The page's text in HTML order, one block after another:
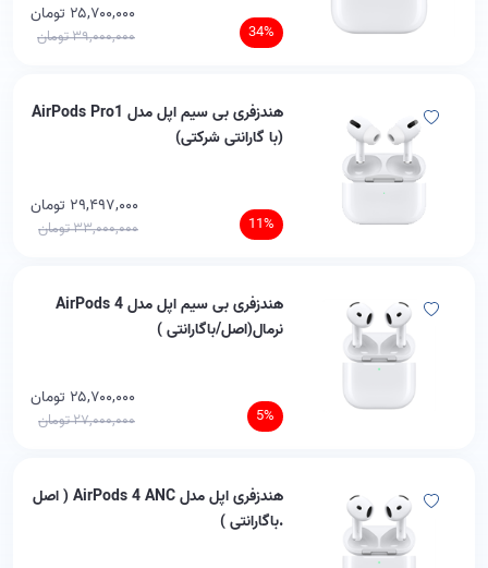
۲۵,۷۰۰,۰۰۰ تومان
۳۹,۰۰۰,۰۰۰ تومان 34%
هندزفری بی سیم اپل مدل AirPods Pro1
(با گارانتی شرکتی)
۲۹,۴۹۷,۰۰۰ تومان
۳۳,۰۰۰,۰۰۰ تومان 11%
هندزفری بی سیم اپل مدل AirPods 4
نرمال(اصل/باگارانتی )
۲۵,۷۰۰,۰۰۰ تومان
۲۷,۰۰۰,۰۰۰ تومان 5%
هندزفری اپل مدل AirPods 4 ANC ( اصل
.باگارانتی )